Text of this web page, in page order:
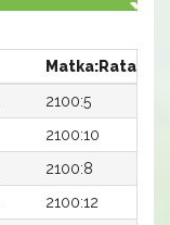
Matka:Rata
2100:5
2100:10
2100:8
2100:12